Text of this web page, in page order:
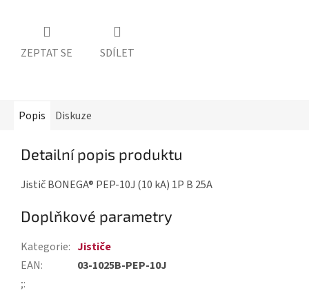
ZEPTAT SE SDÍLET
Popis Diskuze
Detailní popis produktu
Jistič BONEGA® PEP-10J (10 kA) 1P B 25A
Doplňkové parametry
Kategorie: Jističe
EAN:
03-1025B-PEP-10J
;: